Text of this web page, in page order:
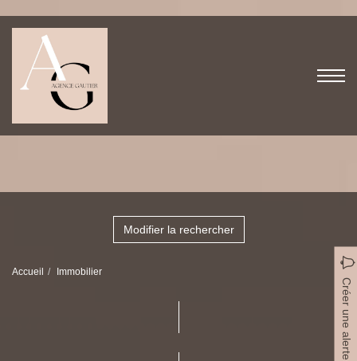
Modifier la rechercher
Accueil Immobilier
Créer une alerte